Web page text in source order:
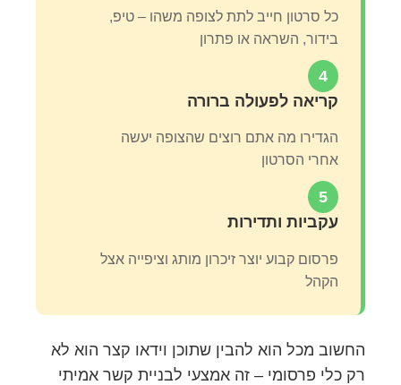
כל סרטון חייב לתת לצופה משהו – טיפ,
בידור, השראה או פתרון
4
קריאה לפעולה ברורה
הגדירו מה אתם רוצים שהצופה יעשה
אחרי הסרטון
5
עקביות ותדירות
פרסום קבוע יוצר זיכרון מותג וציפייה אצל
הקהל
החשוב מכל הוא להבין שתוכן וידאו קצר הוא לא
רק כלי פרסומי – זה אמצעי לבניית קשר אמיתי